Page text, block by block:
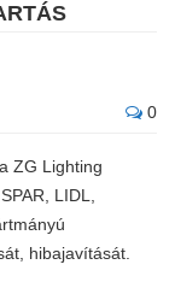
0
ZG Lighting
LIDL,
hibajavítását.